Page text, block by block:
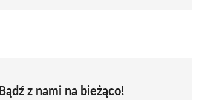
Bądź z nami na bieżąco!